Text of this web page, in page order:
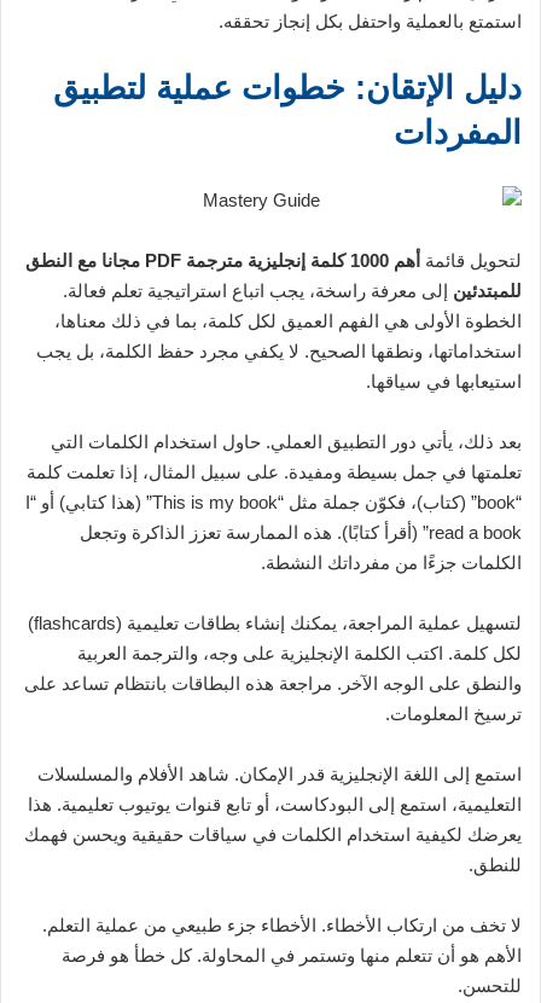
استمتع بالعملية واحتفل بكل إنجاز تحققه.
دليل الإتقان: خطوات عملية لتطبيق
المفردات
لتحويل قائمة
أهم 1000 كلمة إنجليزية مترجمة PDF مجانا مع النطق
للمبتدئين إلى معرفة راسخة، يجب اتباع استراتيجية تعلم فعالة.
الخطوة الأولى هي الفهم العميق لكل كلمة، بما في ذلك معناها،
استخداماتها، ونطقها الصحيح. لا يكفي مجرد حفظ الكلمة، بل يجب
استيعابها في سياقها.
بعد ذلك، يأتي دور التطبيق العملي. حاول استخدام الكلمات التي
تعلمتها في جمل بسيطة ومفيدة. على سبيل المثال، إذا تعلمت كلمة
“book” (كتاب)، فكوّن جملة مثل “This is my book” (هذا كتابي) أو “I
read a book” (أقرأ كتابًا). هذه الممارسة تعزز الذاكرة وتجعل
الكلمات جزءًا من مفرداتك النشطة.
لتسهيل عملية المراجعة، يمكنك إنشاء بطاقات تعليمية (flashcards)
لكل كلمة. اكتب الكلمة الإنجليزية على وجه، والترجمة العربية
والنطق على الوجه الآخر. مراجعة هذه البطاقات بانتظام تساعد على
ترسيخ المعلومات.
استمع إلى اللغة الإنجليزية قدر الإمكان. شاهد الأفلام والمسلسلات
التعليمية، استمع إلى البودكاست، أو تابع قنوات يوتيوب تعليمية. هذا
يعرضك لكيفية استخدام الكلمات في سياقات حقيقية ويحسن فهمك
للنطق.
لا تخف من ارتكاب الأخطاء. الأخطاء جزء طبيعي من عملية التعلم.
الأهم هو أن تتعلم منها وتستمر في المحاولة. كل خطأ هو فرصة
للتحسن.